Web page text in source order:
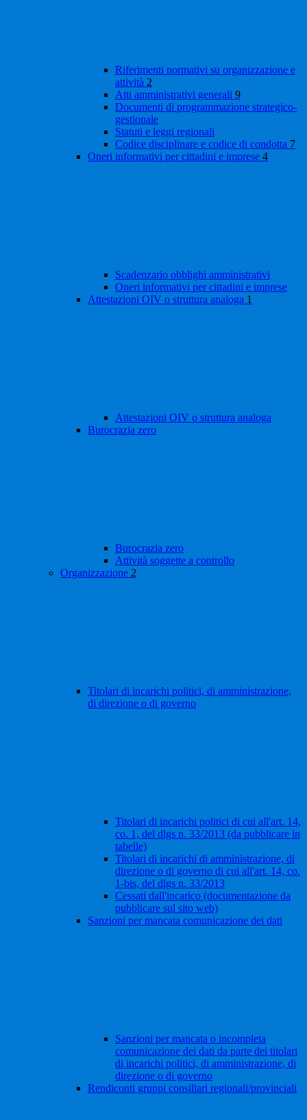
Riferimenti normativi su organizzazione e
attività 2
Atti amministrativi generali 9
Documenti di programmazione strategico-
gestionale
Statuti e leggi regionali
Codice disciplinare e codice di condotta 7
Oneri informativi per cittadini e imprese 4
Scadenzario obblighi amministrativi
Oneri informativi per cittadini e imprese
Attestazioni OIV o struttura analoga 1
Attestazioni OIV o struttura analoga
Burocrazia zero
Burocrazia zero
Attività soggette a controllo
Organizzazione 2
Titolari di incarichi politici, di amministrazione,
di direzione o di governo
Titolari di incarichi politici di cui all'art. 14,
co. 1, del dlgs n. 33/2013 (da pubblicare in
tabelle)
Titolari di incarichi di amministrazione, di
direzione o di governo di cui all'art. 14, co.
1-bis, del dlgs n. 33/2013
Cessati dall'incarico (documentazione da
pubblicare sul sito web)
Sanzioni per mancata comunicazione dei dati
Sanzioni per mancata o incompleta
comunicazione dei dati da parte dei titolari
di incarichi politici, di amministrazione, di
direzione o di governo
Rendiconti gruppi consiliari regionali/provinciali